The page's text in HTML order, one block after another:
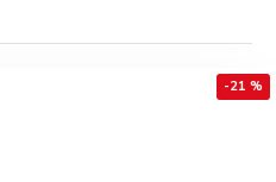
-21 %